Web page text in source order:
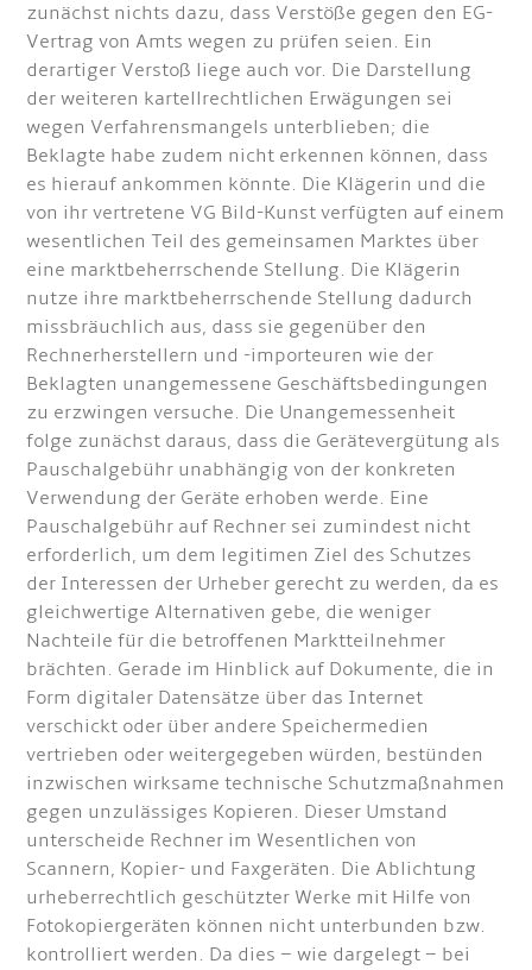
zunächst nichts dazu, dass Verstöße gegen den EG-
Vertrag von Amts wegen zu prüfen seien. Ein
derartiger Verstoß liege auch vor. Die Darstellung
der weiteren kartellrechtlichen Erwägungen sei
wegen Verfahrensmangels unterblieben; die
Beklagte habe zudem nicht erkennen können, dass
es hierauf ankommen könnte. Die Klägerin und die
von ihr vertretene VG Bild-Kunst verfügten auf einem
wesentlichen Teil des gemeinsamen Marktes über
eine marktbeherrschende Stellung. Die Klägerin
nutze ihre marktbeherrschende Stellung dadurch
missbräuchlich aus, dass sie gegenüber den
Rechnerherstellern und -importeuren wie der
Beklagten unangemessene Geschäftsbedingungen
zu erzwingen versuche. Die Unangemessenheit
folge zunächst daraus, dass die Gerätevergütung als
Pauschalgebühr unabhängig von der konkreten
Verwendung der Geräte erhoben werde. Eine
Pauschalgebühr auf Rechner sei zumindest nicht
erforderlich, um dem legitimen Ziel des Schutzes
der Interessen der Urheber gerecht zu werden, da es
gleichwertige Alternativen gebe, die weniger
Nachteile für die betroffenen Marktteilnehmer
brächten. Gerade im Hinblick auf Dokumente, die in
Form digitaler Datensätze über das Internet
verschickt oder über andere Speichermedien
vertrieben oder weitergegeben würden, bestünden
inzwischen wirksame technische Schutzmaßnahmen
gegen unzulässiges Kopieren. Dieser Umstand
unterscheide Rechner im Wesentlichen von
Scannern, Kopier- und Faxgeräten. Die Ablichtung
urheberrechtlich geschützter Werke mit Hilfe von
Fotokopiergeräten können nicht unterbunden bzw.
kontrolliert werden. Da dies – wie dargelegt – bei